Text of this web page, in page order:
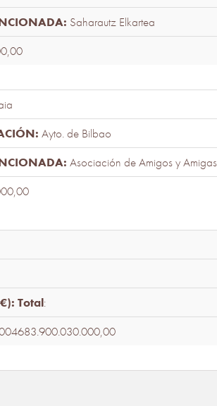
Saharautz Elkartea
Ayto. de Bilbao
Asociación de Amigos y
Total: